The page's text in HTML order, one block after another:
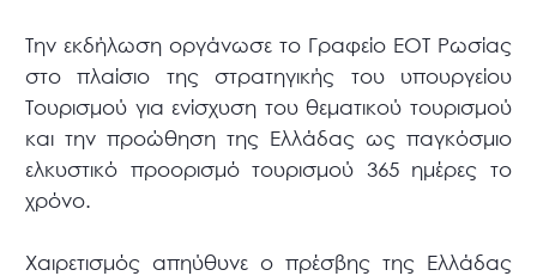
Την εκδήλωση οργάνωσε το Γραφείο ΕΟΤ Ρωσίας
στο πλαίσιο της στρατηγικής του υπουργείου
Τουρισμού για ενίσχυση του θεματικού τουρισμού
και την προώθηση της Ελλάδας ως παγκόσμιο
ελκυστικό προορισμό τουρισμού 365 ημέρες το
χρόνο.
Χαιρετισμός απηύθυνε ο πρέσβης της Ελλάδας